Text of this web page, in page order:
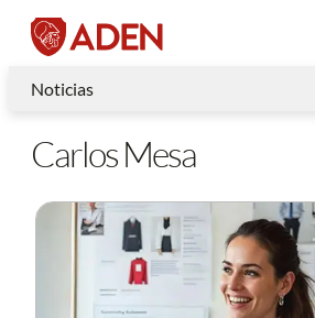
Noticias
Carlos Mesa